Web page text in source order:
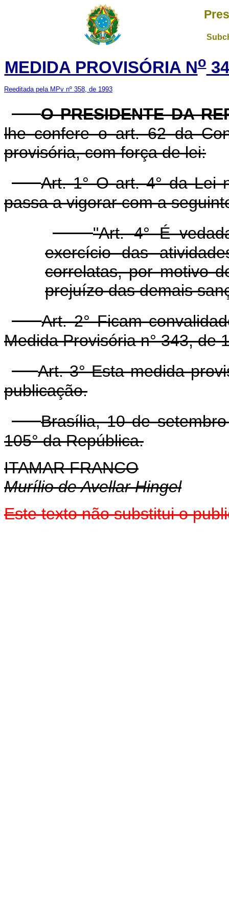
MEDIDA PROVISÓRIA No
Reeditada pela MPv nº 358, de 1993
O PRESIDENTE DA
lhe confere o art. 62 da
provisória, com força de lei:
Art. 1° O art. 4° da Lei
passa a vigorar com a
"Art. 4° É
exercício das
correlatas, por motivo
prejuízo das demais
Art. 2° Ficam
Medida Provisória n° 343, de
Art. 3° Esta medida
publicação.
Brasília, 10 de
105° da República.
ITAMAR FRANCO
Murílio de Avellar Hingel
Este texto não substitui o